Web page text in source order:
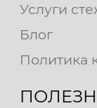
Услуги
Блог
Политика